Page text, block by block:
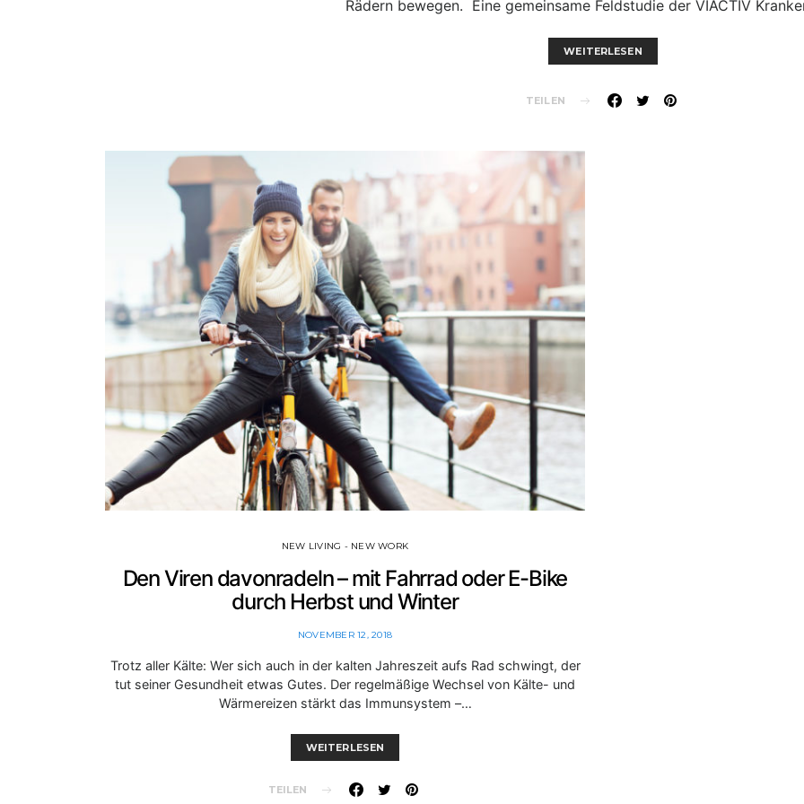
Rädern bewegen. Eine gemeinsame Feldstudie der VIACTIV
WEITERLESEN
TEILEN
NEW LIVING - NEW WORK
Den Viren davonradeln – mit Fahrrad oder E-Bike
durch Herbst und Winter
NOVEMBER 12, 2018
Trotz aller Kälte: Wer sich auch in der kalten Jahreszeit aufs Rad schwingt, der
tut seiner Gesundheit etwas Gutes. Der regelmäßige Wechsel von Kälte- und
Wärmereizen stärkt das Immunsystem –…
WEITERLESEN
TEILEN